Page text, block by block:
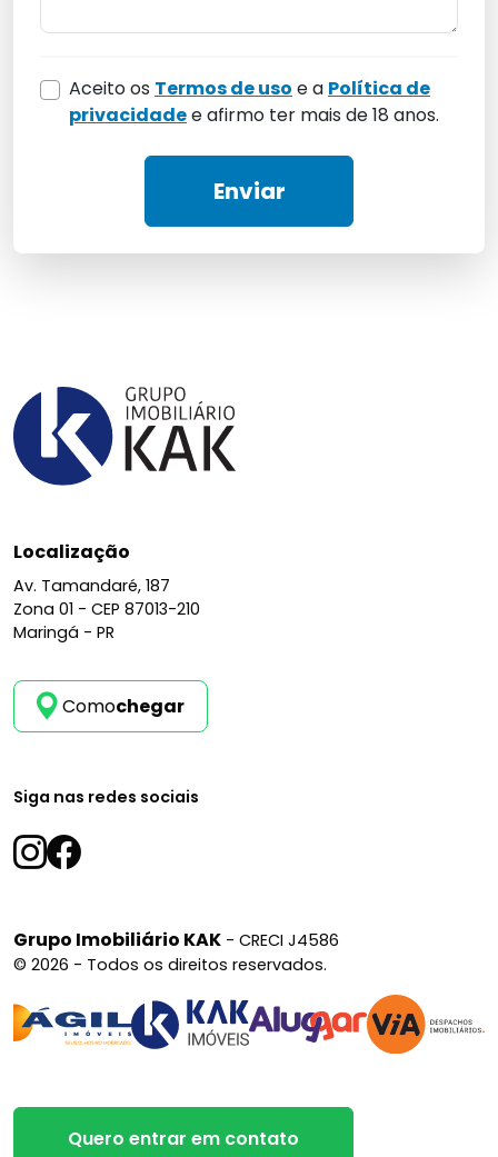
Aceito os Termos de uso e a Política de
privacidadee afirmo ter mais de 18 anos.
Enviar
Localização
Av. Tamandaré, 187
Zona 01 - CEP 87013-210
Maringá - PR
Comochegar
Siga nas redes sociais
Grupo Imobiliário KAK - CRECI J4586
© 2026 - Todos os direitos reservados.
Quero entrar em contato